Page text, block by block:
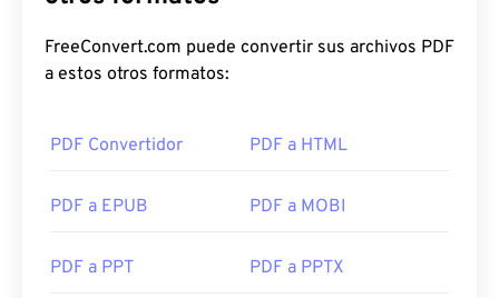
FreeConvert.com puede convertir sus archivos PDF
a estos otros formatos:
PDF Convertidor PDF a HTML
PDF a EPUB PDF a MOBI
PDF a PPT PDF a PPTX